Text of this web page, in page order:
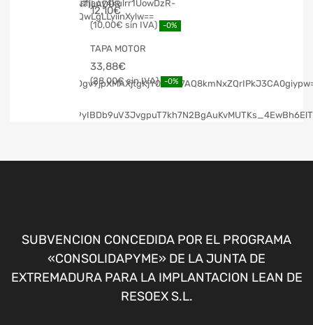
12,10€
10,00€ -0%
TAPA MOTOR
33,88€
28,00€ -0%
SUBVENCION CONCEDIDA POR EL PROGRAMA
«CONSOLIDAPYME» DE LA JUNTA DE
EXTREMADURA PARA LA IMPLANTACION LEAN DE
RESOEX S.L.